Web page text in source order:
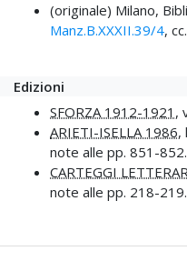
(originale) Milano,
Manz.B.XXXII.39/4,
Edizioni
SFORZA 1912-1921 ,
ARIETI-ISELLA 1986,
note alle pp. 851-852.
CARTEGGI
note alle pp. 218-219.